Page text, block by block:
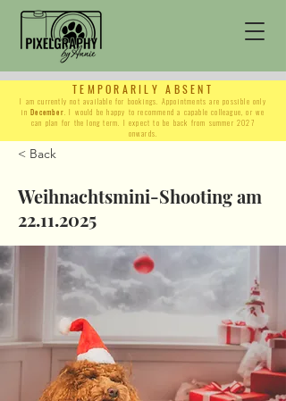
TEMPORARILY ABSENT
I am currently not available for bookings. Appointments are possible only
inDecember . I would be happy to recommend a capable colleague, or we
can plan for the long term. I expect to be back from summer 2027
onwards.
< Back
Weihnachtsmini-Shooting am
22.11.2025